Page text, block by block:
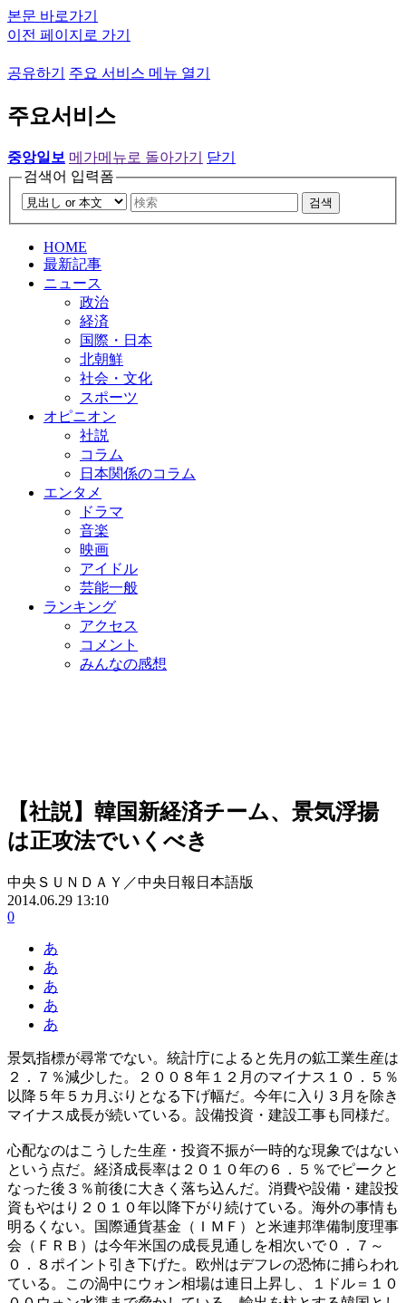
본문 바로가기
이전 페이지로 가기
공유하기 주요 서비스 메뉴 열기
주요서비스
중앙일보 메가메뉴로 돌아가기
닫기
검색어 입력폼
검색
HOME
最新記事
ニュース
政治
経済
国際・日本
北朝鮮
社会・文化
スポーツ
オピニオン
社説
コラム
日本関係のコラム
エンタメ
ドラマ
音楽
映画
アイドル
芸能一般
ランキング
アクセス
コメント
みんなの感想
【社説】韓国新経済チーム、景気浮揚
は正攻法でいくべき
中央ＳＵＮＤＡＹ／中央日報日本語版
2014.06.29 13:10
0
あ
あ
あ
あ
あ
景気指標が尋常でない。統計庁によると先月の鉱工業生産は
２．７％減少した。２００８年１２月のマイナス１０．５％
以降５年５カ月ぶりとなる下げ幅だ。今年に入り３月を除き
マイナス成長が続いている。設備投資・建設工事も同様だ。
心配なのはこうした生産・投資不振が一時的な現象ではない
という点だ。経済成長率は２０１０年の６．５％でピークと
なった後３％前後に大きく落ち込んだ。消費や設備・建設投
資もやはり２０１０年以降下がり続けている。海外の事情も
明るくない。国際通貨基金（ＩＭＦ）と米連邦準備制度理事
会（ＦＲＢ）は今年米国の成長見通しを相次いで０．７～
０．８ポイント引き下げた。欧州はデフレの恐怖に捕らわれ
ている。この渦中にウォン相場は連日上昇し、１ドル＝１０